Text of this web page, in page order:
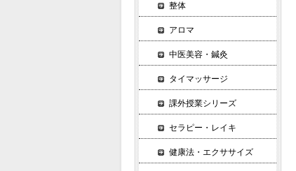
整体
アロマ
中医美容・鍼灸
タイマッサージ
課外授業シリーズ
セラピー・レイキ
健康法・エクササイズ